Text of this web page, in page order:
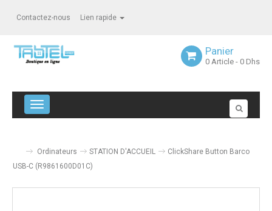
Contactez-nous Lien rapide
Panier
0 Article - 0 Dhs
Navigation bascule
Ordinateurs STATION D'ACCUEIL
ClickShare Button Barco
USB-C (R9861600D01C)